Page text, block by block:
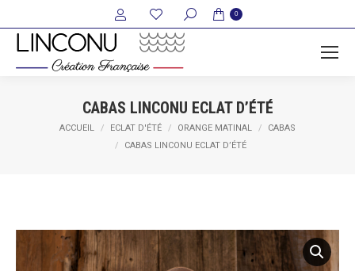
Recherche
:
0
CABAS LINCONU ECLAT D’ÉTÉ
Vous êtes ici :
ACCUEIL ECLAT D'ÉTÉ ORANGE MATINAL
CABAS
CABAS LINCONU ECLAT D’ÉTÉ